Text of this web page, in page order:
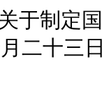
于制定
二十三